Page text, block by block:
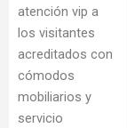
atención vip a
los visitantes
acreditados con
cómodos
mobiliarios y
servicio